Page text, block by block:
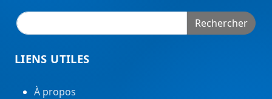
Rechercher
LIENS UTILES
À propos